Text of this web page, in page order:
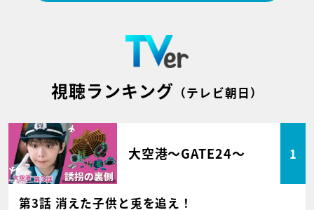
視聴ランキング （テレビ朝日）
大空港～GATE24～ 1
第3話 消えた子供と兎を追え！